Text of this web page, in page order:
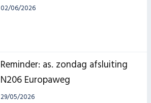
02/06/2026
Reminder: as. zondag afsluiting
N206 Europaweg
29/05/2026